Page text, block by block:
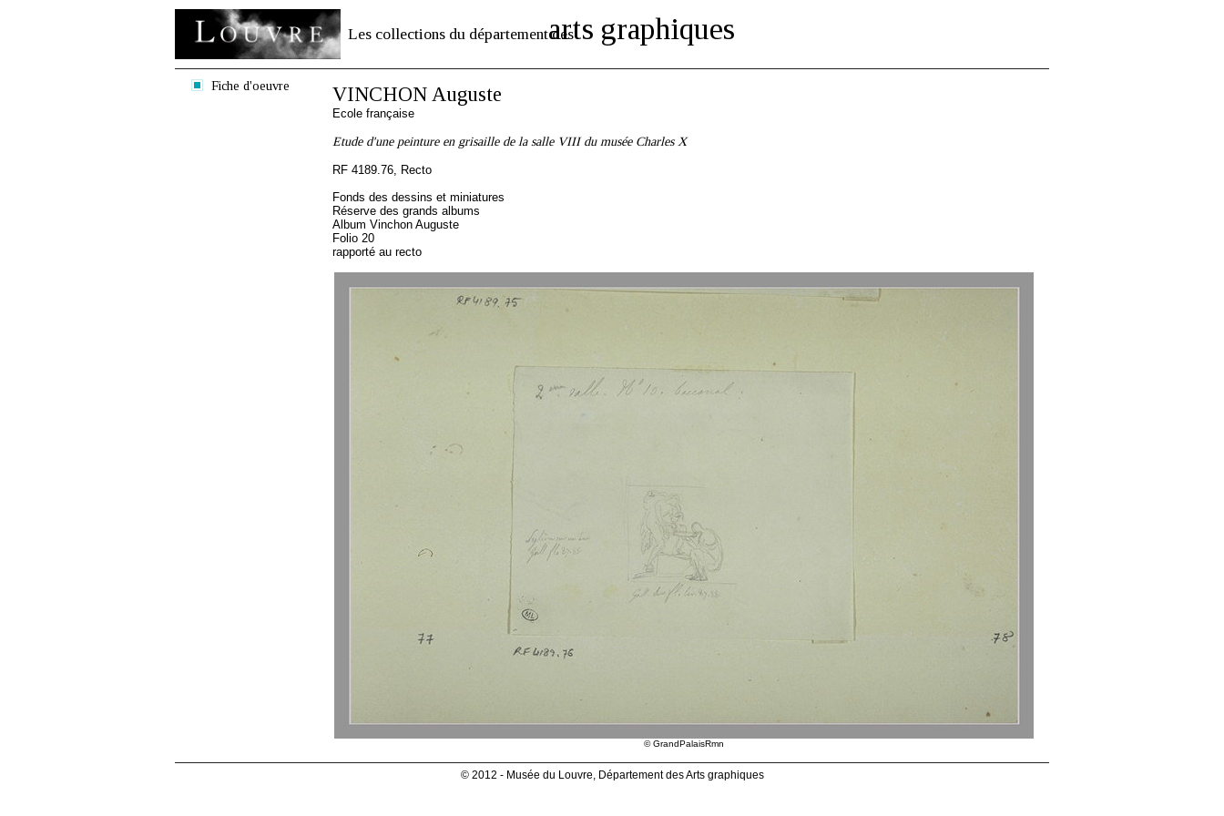
Les collections du département desarts graphiques
Fiche d'oeuvre VINCHON Auguste
Ecole française
Etude d'une peinture en grisaille de la salle VIII du musée Charles X
RF 4189.76, Recto
Fonds des dessins et miniatures
Réserve des grands albums
Album Vinchon Auguste
Folio 20
rapporté au recto
© GrandPalaisRmn
© 2012 - Musée du Louvre, Département des Arts graphiques